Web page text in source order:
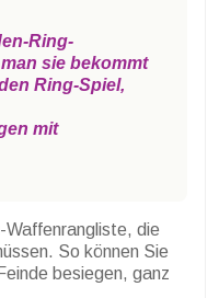
Ring-
sie bekommt
Ring-Spiel,
mit
Waffenrangliste, die
So können Sie
besiegen, ganz